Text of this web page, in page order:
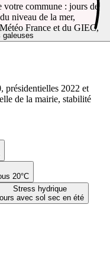
galeuses
20°C
Stress hydrique
avec sol sec en été
commune : jours de
niveau de la mer,
France et du GIEC,
présidentielles 2022 et
de la mairie, stabilité